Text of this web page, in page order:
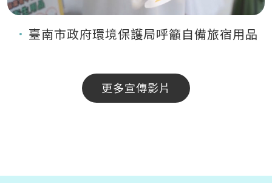
臺南市政府環境保護局呼籲自備旅宿用品
更多宣傳影片